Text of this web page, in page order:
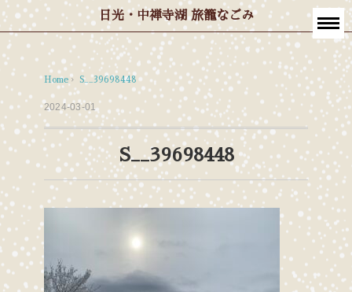
日光・中禅寺湖 旅籠なごみ
Home › S__39698448
2024-03-01
S__39698448